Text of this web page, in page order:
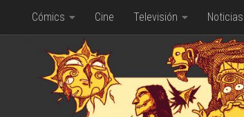
Saltar al contenido
Cómics Cine Televisión Noticias